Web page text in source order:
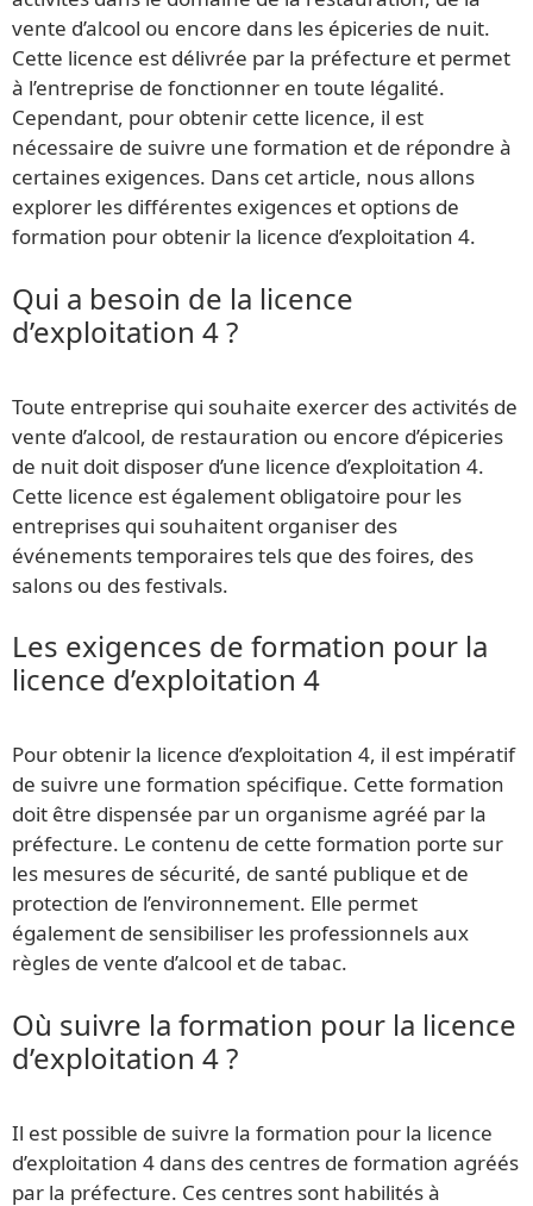
vente d’alcool ou encore dans les épiceries de nuit.
Cette licence est délivrée par la préfecture et permet
à l’entreprise de fonctionner en toute légalité.
Cependant, pour obtenir cette licence, il est
nécessaire de suivre une formation et de répondre à
certaines exigences. Dans cet article, nous allons
explorer les différentes exigences et options de
formation pour obtenir la licence d’exploitation 4.
Qui a besoin de la licence
d’exploitation 4 ?
Toute entreprise qui souhaite exercer des activités de
vente d’alcool, de restauration ou encore d’épiceries
de nuit doit disposer d’une licence d’exploitation 4.
Cette licence est également obligatoire pour les
entreprises qui souhaitent organiser des
événements temporaires tels que des foires, des
salons ou des festivals.
Les exigences de formation pour la
licence d’exploitation 4
Pour obtenir la licence d’exploitation 4, il est impératif
de suivre une formation spécifique. Cette formation
doit être dispensée par un organisme agréé par la
préfecture. Le contenu de cette formation porte sur
les mesures de sécurité, de santé publique et de
protection de l’environnement. Elle permet
également de sensibiliser les professionnels aux
règles de vente d’alcool et de tabac.
Où suivre la formation pour la licence
d’exploitation 4 ?
Il est possible de suivre la formation pour la licence
d’exploitation 4 dans des centres de formation agréés
par la préfecture. Ces centres sont habilités à